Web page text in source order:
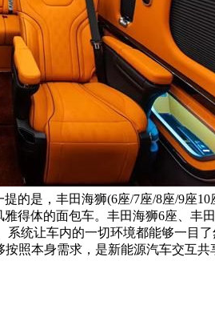
的是，丰田海狮(6座/7座/8座/9座
雅得体的面包车。丰田海狮6座、
统让车内的一切环境都能够一目
照本身需求，是新能源汽车交互